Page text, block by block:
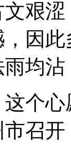
艰
因
均
心
召